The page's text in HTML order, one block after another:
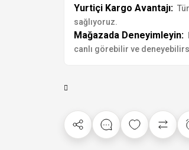
Yurtiçi Kargo Avantajı:
sağlıyoruz.
Mağazada Deneyimleyin:
canlı görebilir ve